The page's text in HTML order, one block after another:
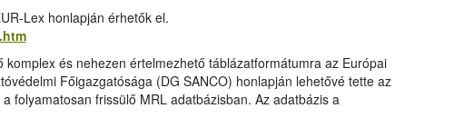
Lex honlapján érhetők el.
és nehezen értelmezhető táblázatformátumra az Európai
Főigazgatósága (DG SANCO) honlapján lehetővé tette az
folyamatosan frissülő MRL adatbázisban. Az adatbázis a